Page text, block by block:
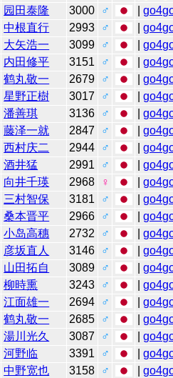
园田泰隆 3000 ♂ |
中根直行 2993 ♂ |
大矢浩一 3099 ♂ |
内田修平 3151 ♂ |
鹤丸敬一 2679 ♂ |
星野正樹 3017 ♂ |
潘善琪 3136 ♂ |
藤泽一就 2847 ♂ |
西村庆二 2944 ♂ |
酒井猛 2991 ♂ |
向井千瑛 2968 ♀ |
三村智保 3181 ♂ |
桑本晋平 2966 ♂ |
小岛高穗 2732 ♂ |
彦坂直人 3146 ♂ |
山田拓自 3089 ♂ |
柳時熏 3243 ♂ |
江面雄一 2694 ♂ |
鹤丸敬一 2685 ♂ |
湯川光久 3087 ♂ |
河野临 3391 ♂ |
中野宽也 3158 ♂ |